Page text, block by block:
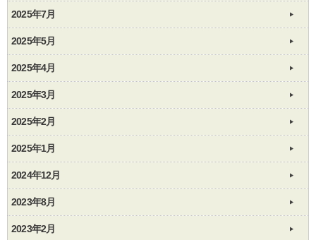
2025年7月
2025年5月
2025年4月
2025年3月
2025年2月
2025年1月
2024年12月
2023年8月
2023年2月